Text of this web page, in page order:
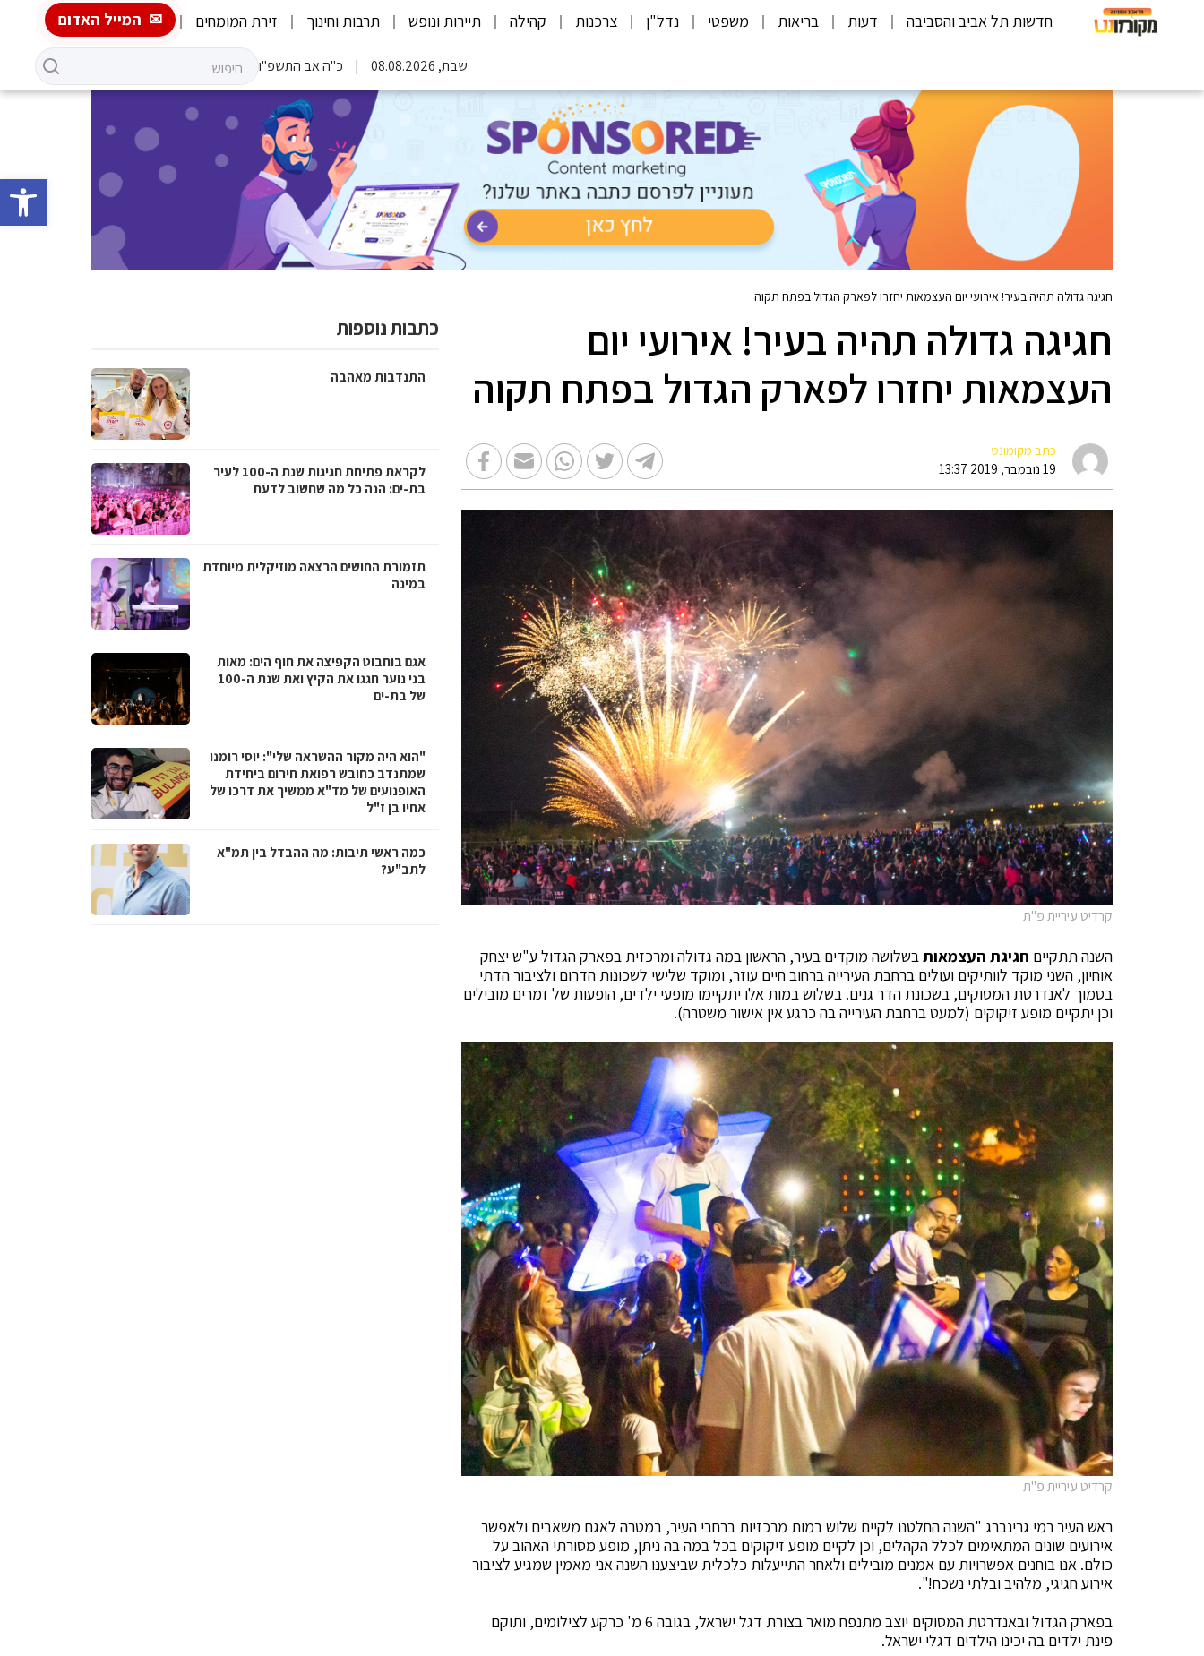
פתח
חדשות תל אביב והסביבה דעות בריאות משפטי נדל"ן צרכנות קהילה תיירות ונופש תרבות וחינוך זירת המומחים המייל האדום
שבת, 08.08.2026 כ"ה אב התשפ"ו
חגיגה גדולה תהיה בעיר! אירועי יום העצמאות יחזרו לפארק הגדול בפתח תקוה
חגיגה גדולה תהיה בעיר! אירועי יום
העצמאות יחזרו לפארק הגדול בפתח תקוה
כתב מקומונט
19 נובמבר, 2019 13:37
קרדיט עיריית פ"ת
השנה תתקיים חגיגת העצמאותבשלושה מוקדים בעיר, הראשון במה גדולה ומרכזית בפארק הגדול ע"ש יצחק
אוחיון, השני מוקד לוותיקים ועולים ברחבת העירייה ברחוב חיים עוזר, ומוקד שלישי לשכונות הדרום ולציבור הדתי
בסמוך לאנדרטת המסוקים, בשכונת הדר גנים. בשלוש במות אלו יתקיימו מופעי ילדים, הופעות של זמרים מובילים
וכן יתקיים מופע זיקוקים (למעט ברחבת העירייה בה כרגע אין אישור משטרה).
קרדיט עיריית פ"ת
ראש העיר רמי גרינברג "השנה החלטנו לקיים שלוש במות מרכזיות ברחבי העיר, במטרה לאגם משאבים ולאפשר
אירועים שונים המתאימים לכלל הקהלים, וכן לקיים מופע זיקוקים בכל במה בה ניתן, מופע מסורתי האהוב על
כולם. אנו בוחנים אפשרויות עם אמנים מובילים ולאחר התייעלות כלכלית שביצענו השנה אני מאמין שמגיע לציבור
אירוע חגיגי, מלהיב ובלתי נשכח!".
בפארק הגדול ובאנדרטת המסוקים יוצב מתנפח מואר בצורת דגל ישראל, בגובה 6 מ' כרקע לצילומים, ותוקם
פינת ילדים בה יכינו הילדים דגלי ישראל.
כתבות נוספות
התנדבות מאהבה
לקראת פתיחת חגיגות שנת ה-100 לעיר
בת-ים: הנה כל מה שחשוב לדעת
תזמורת החושים הרצאה מוזיקלית מיוחדת
במינה
אגם בוחבוט הקפיצה את חוף הים: מאות
בני נוער חגגו את הקיץ ואת שנת ה-100
של בת-ים
"הוא היה מקור ההשראה שלי": יוסי רומנו
שמתנדב כחובש רפואת חירום ביחידת
האופנועים של מד"א ממשיך את דרכו של
אחיו בן ז"ל
כמה ראשי תיבות: מה ההבדל בין תמ"א
לתב"ע?